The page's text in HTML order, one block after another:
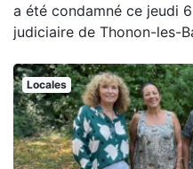
a été condamné ce jeudi
judiciaire de Thonon-les-
Locales